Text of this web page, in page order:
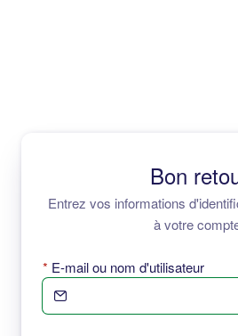
Bon
Entrez vos informations
à votre
E-mail ou nom d'utilisateur